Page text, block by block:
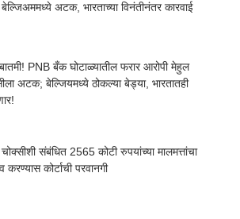
बेल्जिअममध्ये अटक, भारताच्या विनंतीनंतर कारवाई
बातमी! PNB बँक घोटाळ्यातील फरार आरोपी मेहुल
अटक; बेल्जियमध्ये ठोकल्या बेड्या, भारतातही
संबंधित 2565 कोटी रुपयांच्या मालमत्तांचा
करण्यास कोर्टाची परवानगी